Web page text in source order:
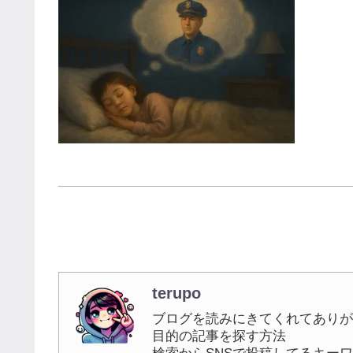
terupo
ブログを読みにきてくれてあり
目的の記事を探す方法